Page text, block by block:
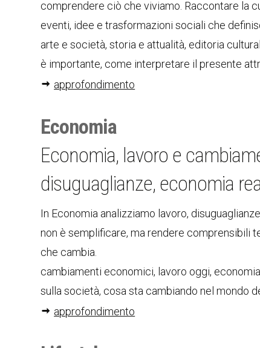
comprendere ciò che viviamo. Raccontare la
eventi, idee e trasformazioni sociali che
arte e società, storia e attualità, editoria
è importante, come interpretare il presente
approfondimento
Economia
Economia, lavoro e
disuguaglianze, economia
In Economia analizziamo lavoro,
non è semplificare, ma rendere comprensibili
che cambia.
cambiamenti economici, lavoro oggi,
sulla società, cosa sta cambiando nel mondo
approfondimento